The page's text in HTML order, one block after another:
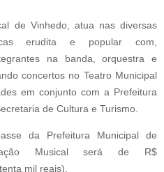
de Vinhedo, atua nas diversas
erudita e popular com,
na banda, orquestra e
concertos no Teatro Municipal
em conjunto com a Prefeitura
de Cultura e Turismo.
da Prefeitura Municipal de
Musical será de R$
mil reais).